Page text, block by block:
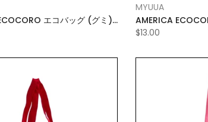
MYUUA
AMERICA ECOCORO エコバッグ (バーガ
ー) LARGE
$13.00